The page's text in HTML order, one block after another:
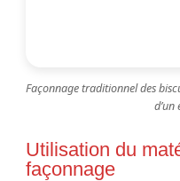
Façonnage traditionnel des
Utilisation du
façonnage